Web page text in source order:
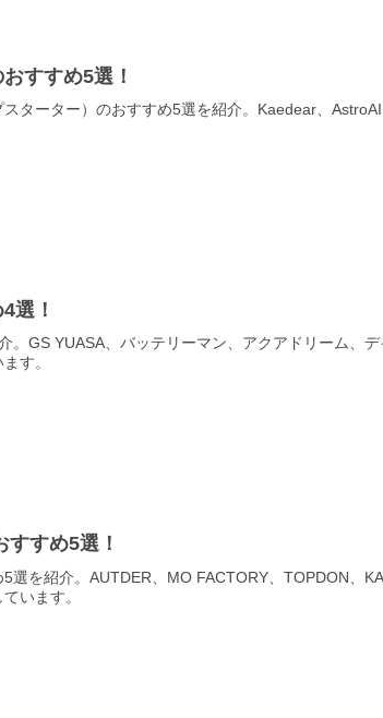
すすめ5選！
ターター）のおすすめ5選を紹介。Kaedear、
選！
。GS YUASA、バッテリーマン、アクアドリーム、
す。
すめ5選！
選を紹介。AUTDER、MO FACTORY、TOPDON、
います。